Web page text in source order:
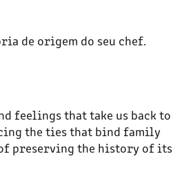
de origem do seu chef.
feelings that take us back to
the ties that bind family
preserving the history of its